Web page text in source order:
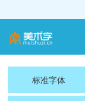
标准字体